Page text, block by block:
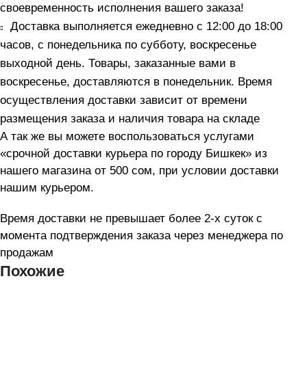
своевременность исполнения вашего заказа!
Доставка выполняется ежедневно с 12:00 до 18:00
часов, с понедельника по субботу, воскресенье
выходной день. Товары, заказанные вами в
воскресенье, доставляются в понедельник. Время
осуществления доставки зависит от времени
размещения заказа и наличия товара на складе
А так же вы можете воспользоваться услугами
«срочной доставки курьера по городу Бишкек» из
нашего магазина от 500 cом, при условии доставки
нашим курьером.
Время доставки не превышает более 2-х суток с
момента подтверждения заказа через менеджера по
продажам
Похожие